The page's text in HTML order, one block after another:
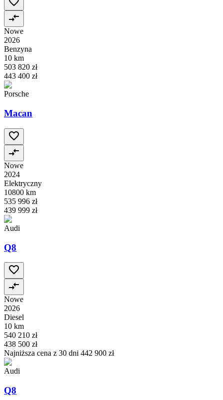
Nowe
2026
Benzyna
10 km
503 820 zł
443 400 zł
Porsche
Macan
Nowe
2024
Elektryczny
10800 km
535 996 zł
439 999 zł
Audi
Q8
Nowe
2026
Diesel
10 km
540 210 zł
438 500 zł
Najniższa cena z 30 dni 442 900 zł
Audi
Q8